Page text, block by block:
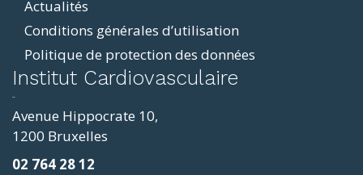
Actualités
Conditions générales d’utilisation
Politique de protection des données
Institut Cardiovasculaire
Avenue Hippocrate 10,
1200 Bruxelles
02 764 28 12